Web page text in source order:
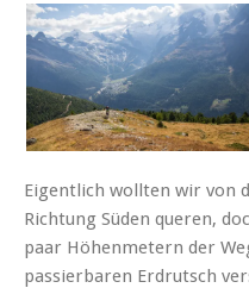
Eigentlich wollten wir von
Richtung Süden queren,
paar Höhenmetern der
passierbaren Erdrutsch